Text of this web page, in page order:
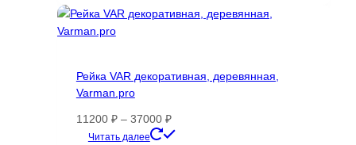
–
имеет
можно
Рейка VAR декоративная, деревянная,
Varman.pro
11200 ₽ – 37000 ₽Диапазон
цен:
Читать далее